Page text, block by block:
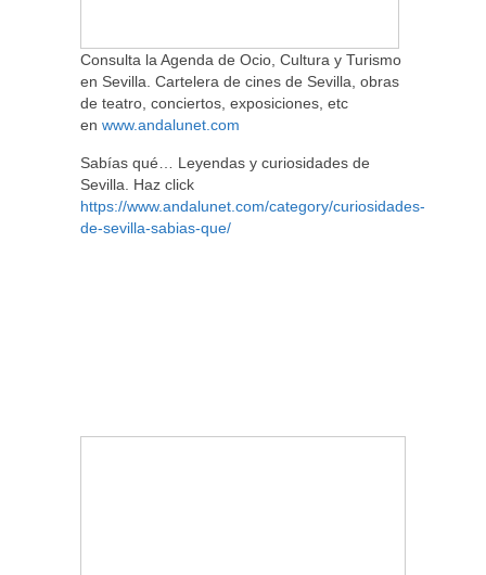
Consulta la Agenda de Ocio, Cultura y Turismo
en Sevilla. Cartelera de cines de Sevilla, obras
de teatro, conciertos, exposiciones, etc
en www.andalunet.com
Sabías qué… Leyendas y curiosidades de
Sevilla. Haz click
https://www.andalunet.com/category/curiosidades-
de-sevilla-sabias-que/